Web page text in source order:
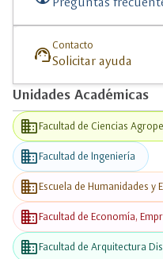
support_agent Contacto
Solicitar ayuda
Unidades Académicas
businessFacultad de Ciencias
businessFacultad de Ingeniería
businessEscuela de Humanidades y
businessFacultad de Economía,
businessFacultad de Arquitectura